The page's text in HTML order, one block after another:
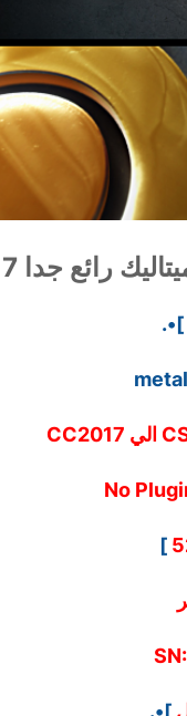
رائع جدا 2017
]•.
]